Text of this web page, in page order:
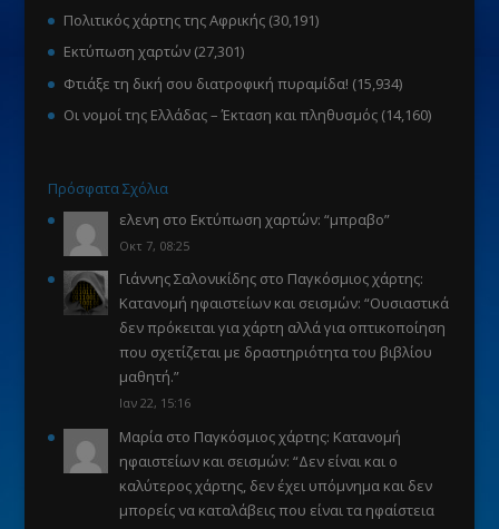
Πολιτικός χάρτης της Αφρικής (30,191)
Εκτύπωση χαρτών (27,301)
Φτιάξε τη δική σου διατροφική πυραμίδα! (15,934)
Οι νομοί της Ελλάδας – Έκταση και πληθυσμός (14,160)
Πρόσφατα Σχόλια
ελενη στο Εκτύπωση χαρτών: “μπραβο”
Οκτ 7, 08:25
Γιάννης Σαλονικίδηςστο Παγκόσμιος χάρτης:
Κατανομή ηφαιστείων και σεισμών: “Ουσιαστικά
δεν πρόκειται για χάρτη αλλά για οπτικοποίηση
που σχετίζεται με δραστηριότητα του βιβλίου
μαθητή.”
Ιαν 22, 15:16
Μαρία στο Παγκόσμιος χάρτης: Κατανομή
ηφαιστείων και σεισμών: “Δεν είναι και ο
καλύτερος χάρτης, δεν έχει υπόμνημα και δεν
μπορείς να καταλάβεις που είναι τα ηφαίστεια